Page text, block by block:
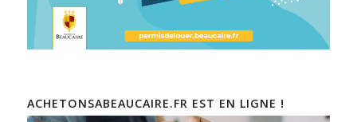
ACHETONSABEAUCAIRE.FR EST EN LIGNE !